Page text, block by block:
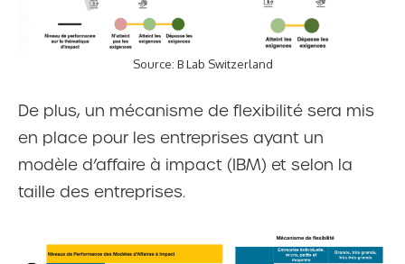
Source: B Lab Switzerland
De plus, un mécanisme de flexibilité sera mis
en place pour les entreprises ayant un
modèle d’affaire à impact (IBM) et selon la
taille des entreprises.